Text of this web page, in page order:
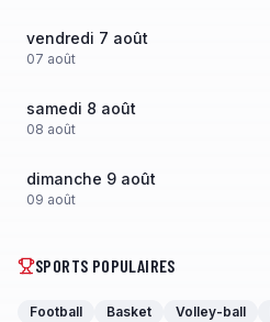
vendredi 7 août
07 août
samedi 8 août
08 août
dimanche 9 août
09 août
SPORTS POPULAIRES
Football Basket Volley-ball